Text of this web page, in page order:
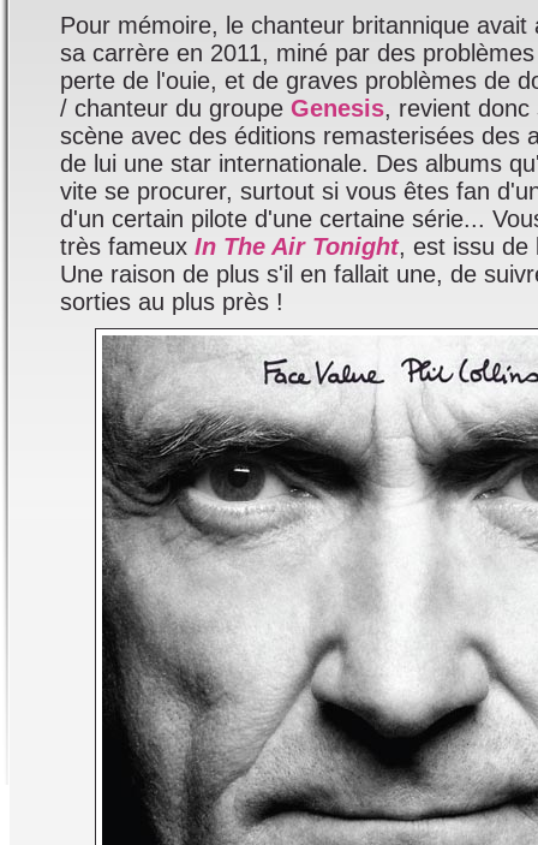
Pour mémoire, le chanteur britannique avait
sa carrère en 2011, miné par des
perte de l'ouie, et de graves problèmes de
/ chanteur du groupe Genesis, revient donc
scène avec des éditions remasterisées des
de lui une star internationale. Des albums
vite se procurer, surtout si vous êtes fan
d'un certain pilote d'une certaine série...
très fameux In The Air Tonight, est issu
Une raison de plus s'il en fallait une, de
sorties au plus près !